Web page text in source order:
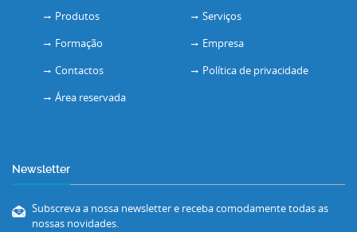
Produtos
Serviços
Formação
Empresa
Contactos
Política de privacidade
Área reservada
Newsletter
Subscreva a nossa newsletter e receba comodamente todas as
nossas novidades.